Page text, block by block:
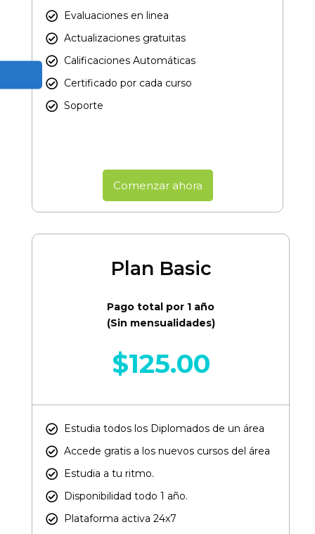
Evaluaciones en linea
Actualizaciones gratuitas
Calificaciones Automáticas
Certificado por cada curso​
Soporte
Comenzar ahora
Plan Basic
Pago total por 1 año
(Sin mensualidades)
$125.00
Estudia todos los Diplomados de un área​
Accede gratis a los nuevos cursos del área​
Estudia a tu ritmo.
Disponibilidad todo 1 año.
Plataforma activa 24x7